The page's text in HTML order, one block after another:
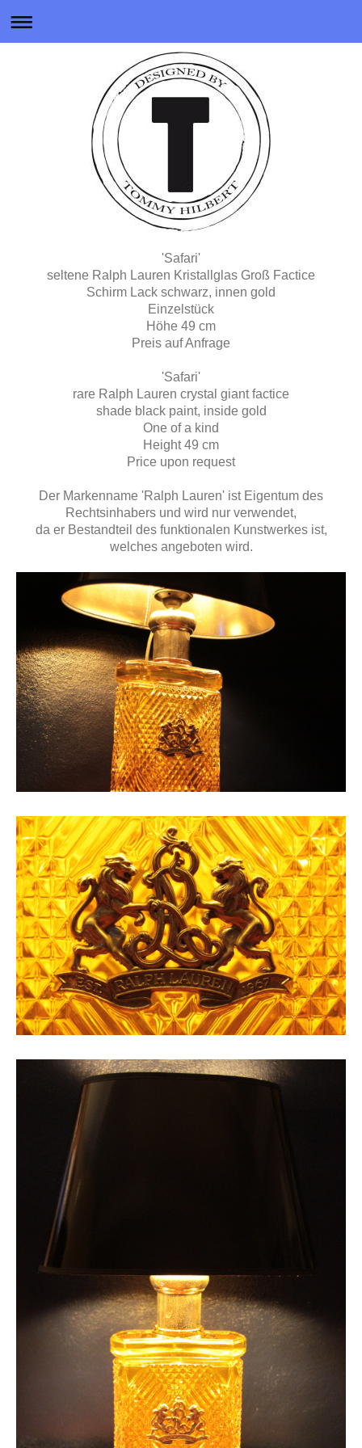
'Safari'
seltene Ralph Lauren Kristallglas Groß Factice
Schirm Lack schwarz, innen gold
Einzelstück
Höhe 49 cm
Preis auf Anfrage
'Safari'
rare Ralph Lauren crystal giant factice
shade black paint, inside gold
One of a kind
Height 49 cm
Price upon request
Der Markenname 'Ralph Lauren' ist Eigentum des
Rechtsinhabers und wird nur verwendet,
da er Bestandteil des funktionalen Kunstwerkes ist,
welches angeboten wird.